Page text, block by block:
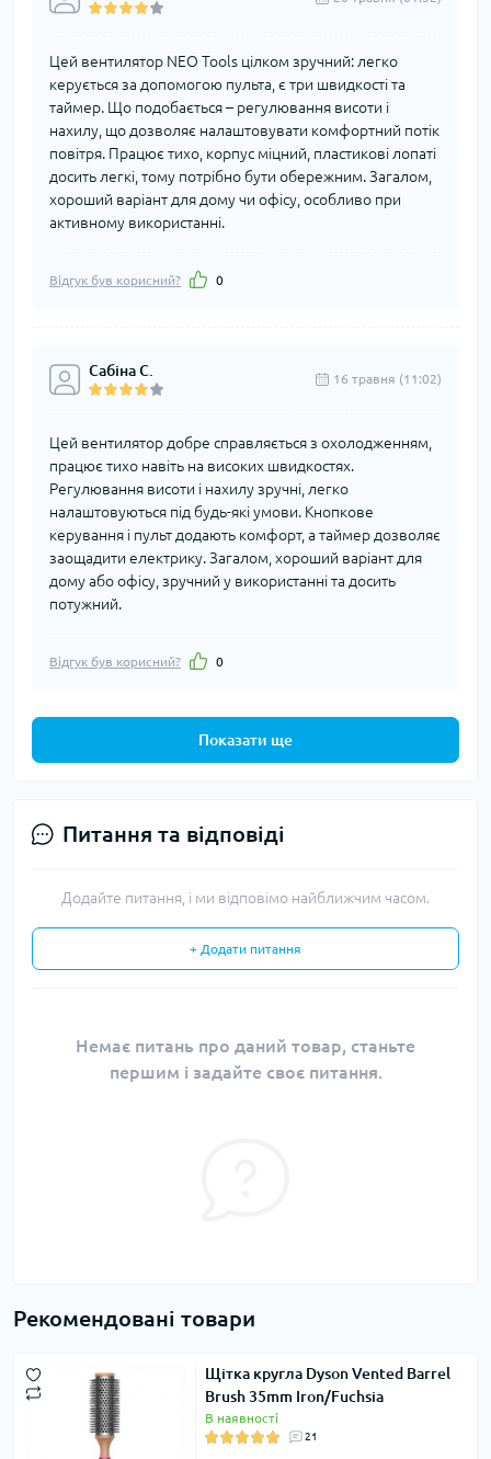
Цей вентилятор NEO Tools цілком зручний: легко
керується за допомогою пульта, є три швидкості та
таймер. Що подобається – регулювання висоти і
нахилу, що дозволяє налаштовувати комфортний потік
повітря. Працює тихо, корпус міцний, пластикові лопаті
досить легкі, тому потрібно бути обережним. Загалом,
хороший варіант для дому чи офісу, особливо при
активному використанні.
Відгук був корисний? 0
Сабіна С. 16 травня (11:02)
Цей вентилятор добре справляється з охолодженням,
працює тихо навіть на високих швидкостях.
Регулювання висоти і нахилу зручні, легко
налаштовуються під будь-які умови. Кнопкове
керування і пульт додають комфорт, а таймер дозволяє
заощадити електрику. Загалом, хороший варіант для
дому або офісу, зручний у використанні та досить
потужний.
Відгук був корисний? 0
Показати ще
Питання та відповіді
Додайте питання, і ми відповімо найближчим часом.
+ Додати питання
Немає питань про даний товар, станьте
першим і задайте своє питання.
Рекомендовані товари
Щітка кругла Dyson Vented Barrel
Brush 35mm Iron/Fuchsia
В наявності
21